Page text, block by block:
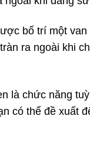
bố trí một
ra ngoài khi
là chức năng
có thể đề xuất